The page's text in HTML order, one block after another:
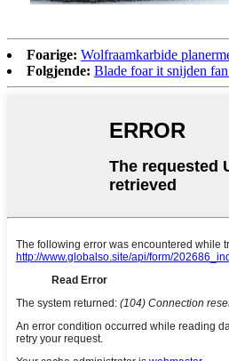
Foarige: Wolfraamkarbide
Folgjende: Blade foar it snijden